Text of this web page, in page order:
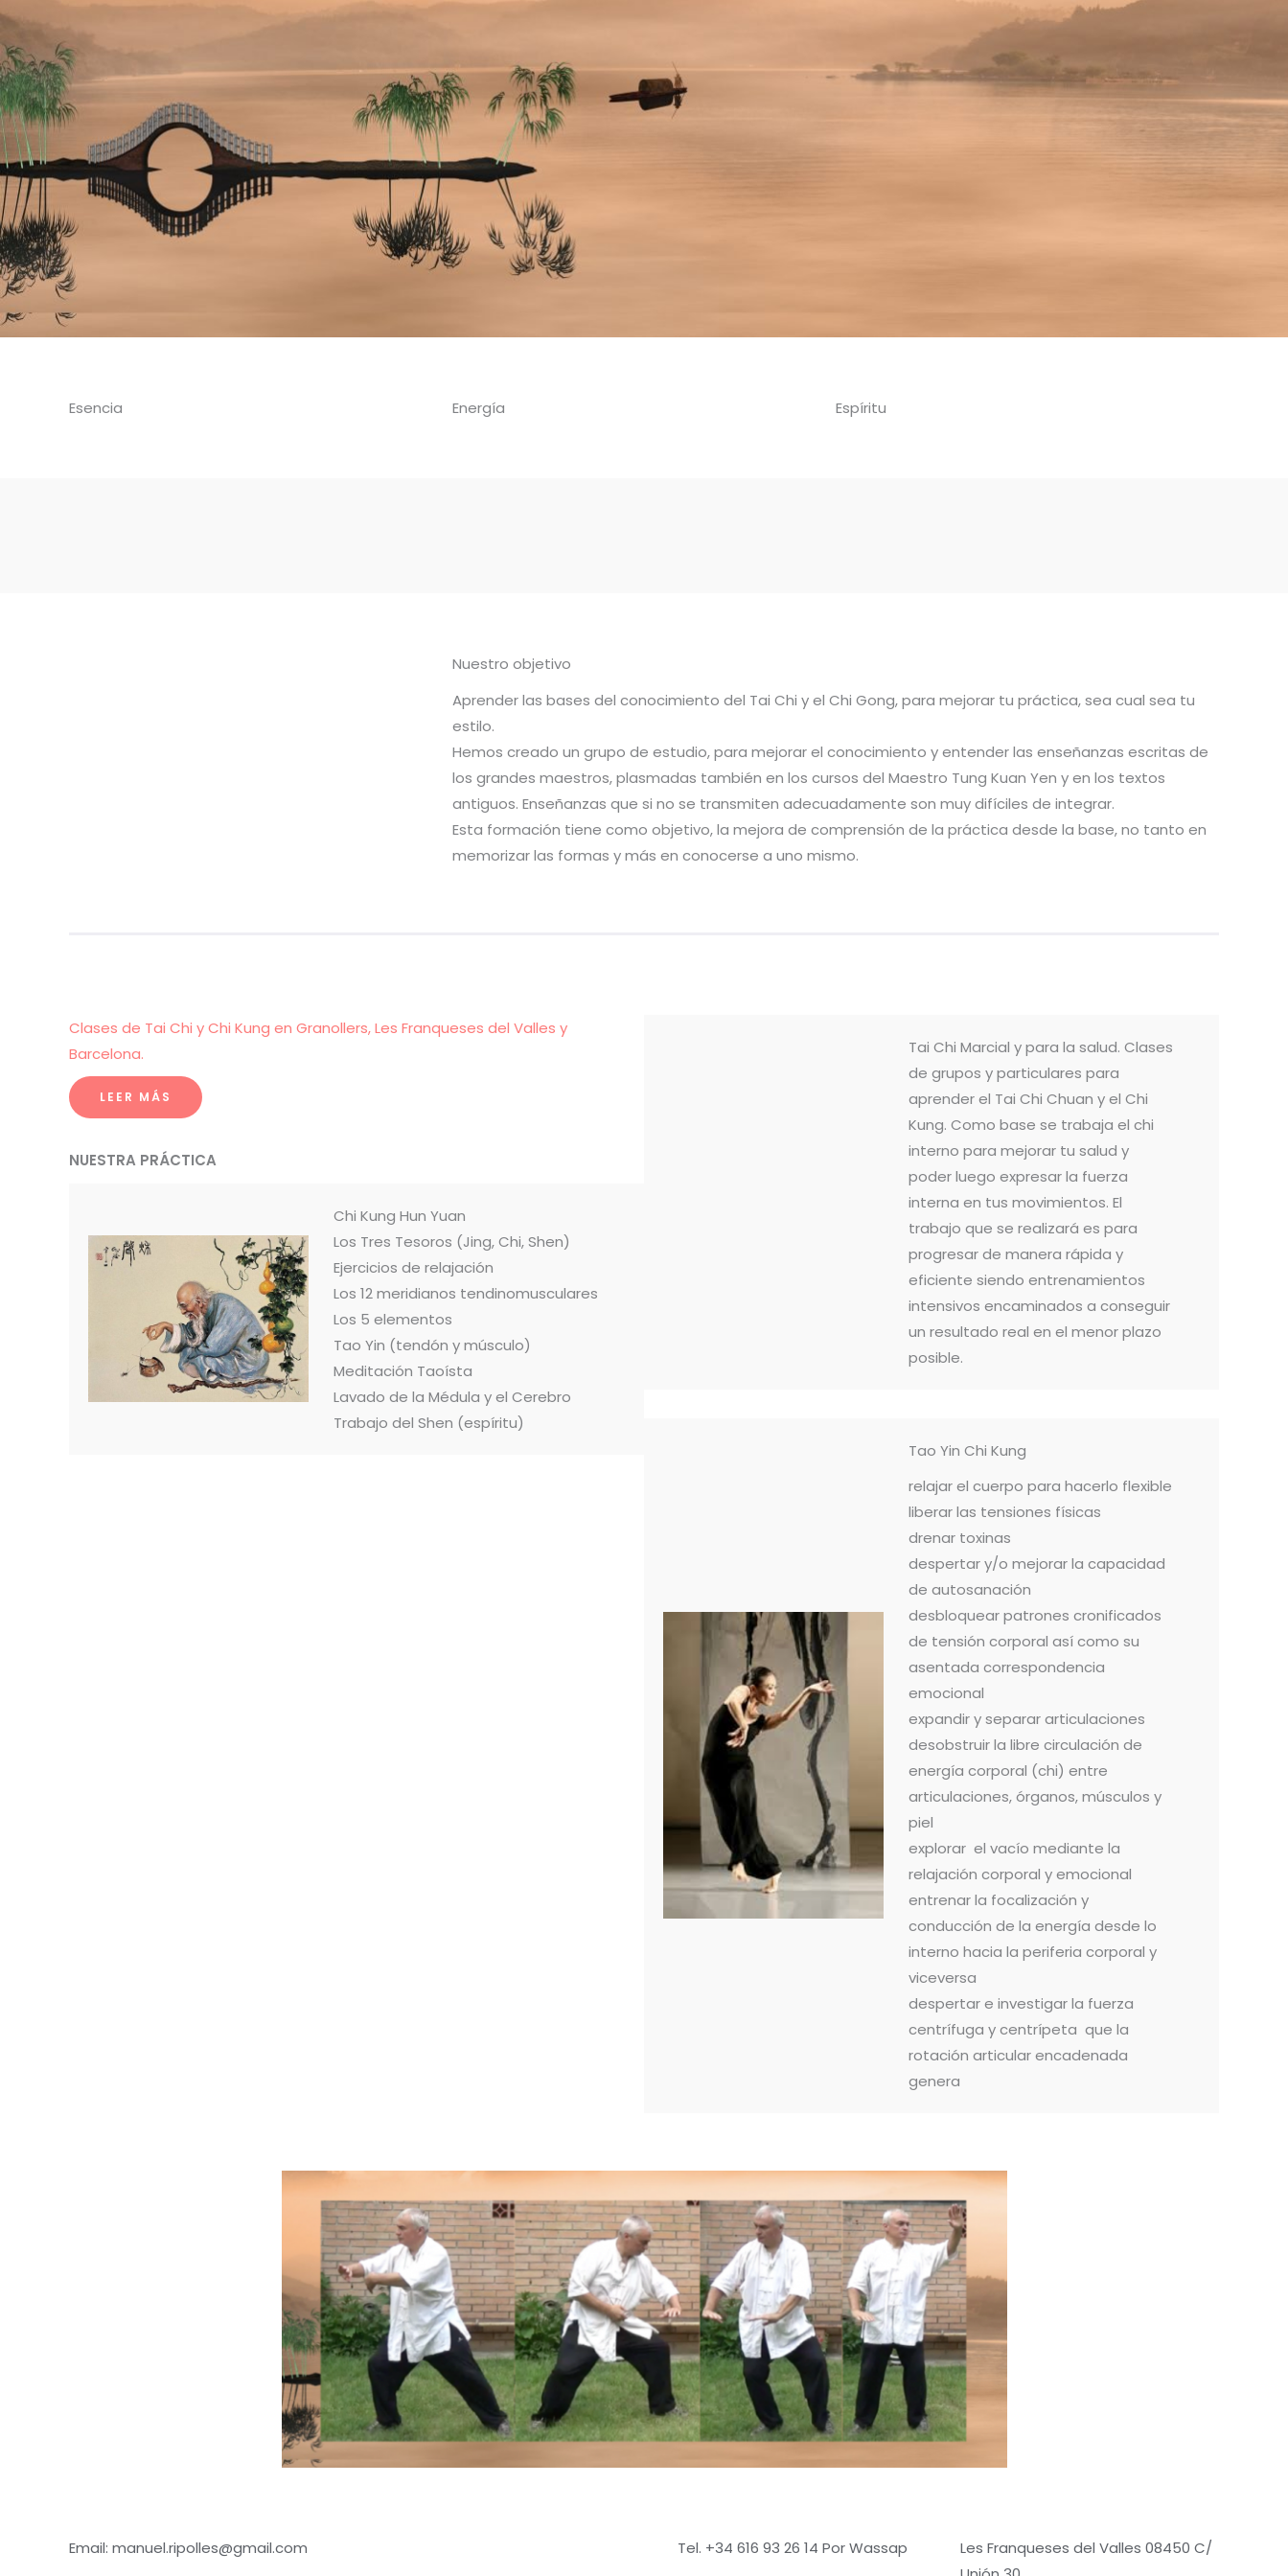
Esencia Energía Espíritu
Nuestro objetivo
Aprender las bases del conocimiento del Tai Chi y el Chi Gong, para mejorar tu práctica, sea cual sea tu
estilo.
Hemos creado un grupo de estudio, para mejorar el conocimiento y entender las enseñanzas escritas de
los grandes maestros, plasmadas también en los cursos del Maestro Tung Kuan Yen y en los textos
antiguos. Enseñanzas que si no se transmiten adecuadamente son muy difíciles de integrar.
Esta formación tiene como objetivo, la mejora de comprensión de la práctica desde la base, no tanto en
memorizar las formas y más en conocerse a uno mismo.
Clases de Tai Chi y Chi Kung en Granollers, Les Franqueses del Valles y
Barcelona.
LEER MÁS
NUESTRA PRÁCTICA
Chi Kung Hun Yuan
Los Tres Tesoros (Jing, Chi, Shen)
Ejercicios de relajación
Los 12 meridianos tendinomusculares
Los 5 elementos
Tao Yin (tendón y músculo)
Meditación Taoísta
Lavado de la Médula y el Cerebro
Trabajo del Shen (espíritu)
Tai Chi Marcial y para la salud. Clases
de grupos y particulares para
aprender el Tai Chi Chuan y el Chi
Kung. Como base se trabaja el chi
interno para mejorar tu salud y
poder luego expresar la fuerza
interna en tus movimientos. El
trabajo que se realizará es para
progresar de manera rápida y
eficiente siendo entrenamientos
intensivos encaminados a conseguir
un resultado real en el menor plazo
posible.
Tao Yin Chi Kung
relajar el cuerpo para hacerlo flexible
liberar las tensiones físicas
drenar toxinas
despertar y/o mejorar la capacidad
de autosanación
desbloquear patrones cronificados
de tensión corporal así como su
asentada correspondencia
emocional
expandir y separar articulaciones
desobstruir la libre circulación de
energía corporal (chi) entre
articulaciones, órganos, músculos y
piel
explorar el vacío mediante la
relajación corporal y emocional
entrenar la focalización y
conducción de la energía desde lo
interno hacia la periferia corporal y
viceversa
despertar e investigar la fuerza
centrífuga y centrípeta que la
rotación articular encadenada
genera
Email: manuel.ripolles@gmail.com Tel. +34 616 93 26 14 Por Wassap
Les Franqueses del Valles 08450 C/